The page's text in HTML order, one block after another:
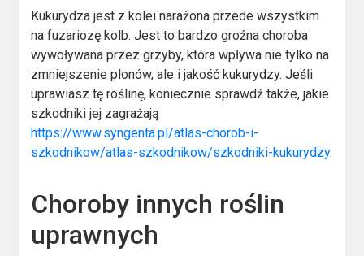
Kukurydza jest z kolei narażona przede wszystkim
na fuzariozę kolb. Jest to bardzo groźna choroba
wywoływana przez grzyby, która wpływa nie tylko na
zmniejszenie plonów, ale i jakość kukurydzy. Jeśli
uprawiasz tę roślinę, koniecznie sprawdź także, jakie
szkodniki jej zagrażają
https://www.syngenta.pl/atlas-chorob-i-
szkodnikow/atlas-szkodnikow/szkodniki-kukurydzy.
Choroby innych roślin
uprawnych